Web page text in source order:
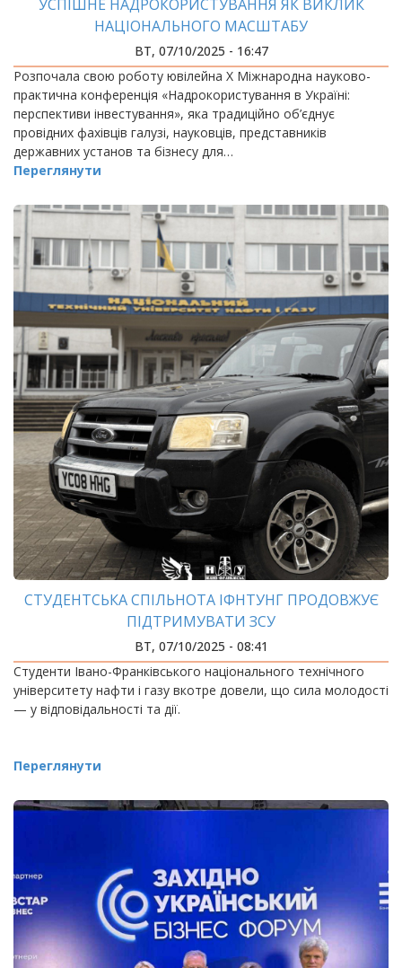
УСПІШНЕ НАДРОКОРИСТУВАННЯ ЯК ВИКЛИК
НАЦІОНАЛЬНОГО МАСШТАБУ
ВТ, 07/10/2025 - 16:47
Розпочала свою роботу ювілейна Х Міжнародна науково-
практична конференція «Надрокористування в Україні:
перспективи інвестування», яка традиційно об’єднує
провідних фахівців галузі, науковців, представників
державних установ та бізнесу для…
Переглянути
СТУДЕНТСЬКА СПІЛЬНОТА ІФНТУНГ ПРОДОВЖУЄ
ПІДТРИМУВАТИ ЗСУ
ВТ, 07/10/2025 - 08:41
Студенти Івано-Франківського національного технічного
університету нафти і газу вкотре довели, що сила молодості
— у відповідальності та дії.
Переглянути